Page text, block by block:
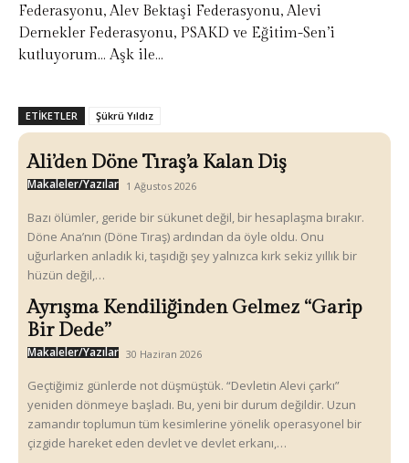
Federasyonu, Alev Bektaşi Federasyonu, Alevi
Dernekler Federasyonu, PSAKD ve Eğitim-Sen’i
kutluyorum… Aşk ile…
ETIKETLER Şükrü Yıldız
Ali’den Döne Tıraş’a Kalan Diş
Makaleler/Yazılar 1 Ağustos 2026
Bazı ölümler, geride bir sükunet değil, bir hesaplaşma bırakır.
Döne Ana’nın (Döne Tıraş) ardından da öyle oldu. Onu
uğurlarken anladık ki, taşıdığı şey yalnızca kırk sekiz yıllık bir
hüzün değil,…
Ayrışma Kendiliğinden Gelmez “Garip
Bir Dede”
Makaleler/Yazılar 30 Haziran 2026
Geçtiğimiz günlerde not düşmüştük. “Devletin Alevi çarkı”
yeniden dönmeye başladı. Bu, yeni bir durum değildir. Uzun
zamandır toplumun tüm kesimlerine yönelik operasyonel bir
çizgide hareket eden devlet ve devlet erkanı,…